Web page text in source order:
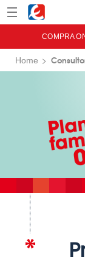
Menú Eroski
COMPRA
Home